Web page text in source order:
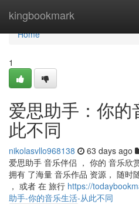
kingbookmark
Home
Home
1
爱思助手：你的
此不同
nikolasvllo968138 63 days ago
爱思助手 音乐伴侣 ， 你的 音乐欣
拥有 了海量 音乐作品 资源， 随时
， 或者 在 旅行 https://
助手-你的音乐生活-从此不同